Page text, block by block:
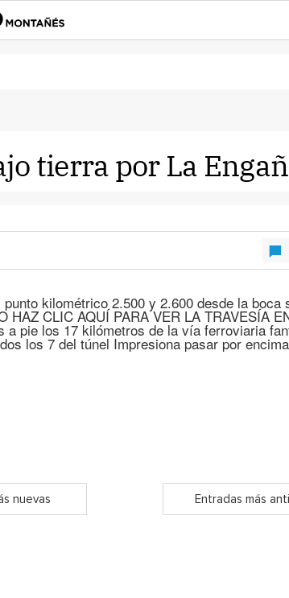
tierra por La
kilométrico 2.500 y 2.600 desde la boca
HAZ CLIC AQUÍ PARA VER LA TRAVESÍA
a pie los 17 kilómetros de la vía ferroviaria
los 7 del túnel Impresiona pasar por
nuevas Entradas más